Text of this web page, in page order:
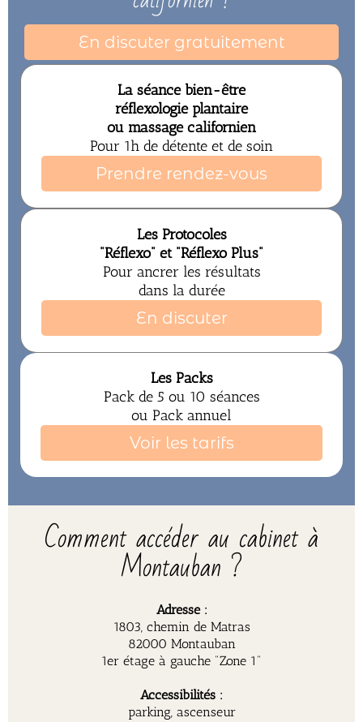
En discuter gratuitement
La séance bien-être
réflexologie plantaire
ou massage californien
Pour 1h de détente et de soin
Prendre rendez-vous
Les Protocoles
"Réflexo" et "Réflexo Plus"
Pour ancrer les résultats
dans la durée
En discuter
Les Packs
Pack de 5 ou 10 séances
ou Pack annuel
Voir les tarifs
Comment accéder au cabinet à
Montauban ?
Adresse :
1803, chemin de Matras
82000 Montauban
1er étage à gauche "Zone 1"
Accessibilités :
parking, ascenseur